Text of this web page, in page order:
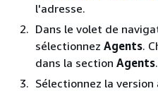
l'adresse.
Dans le volet de
sélectionnez Agents.
dans la section Agents.
Sélectionnez la